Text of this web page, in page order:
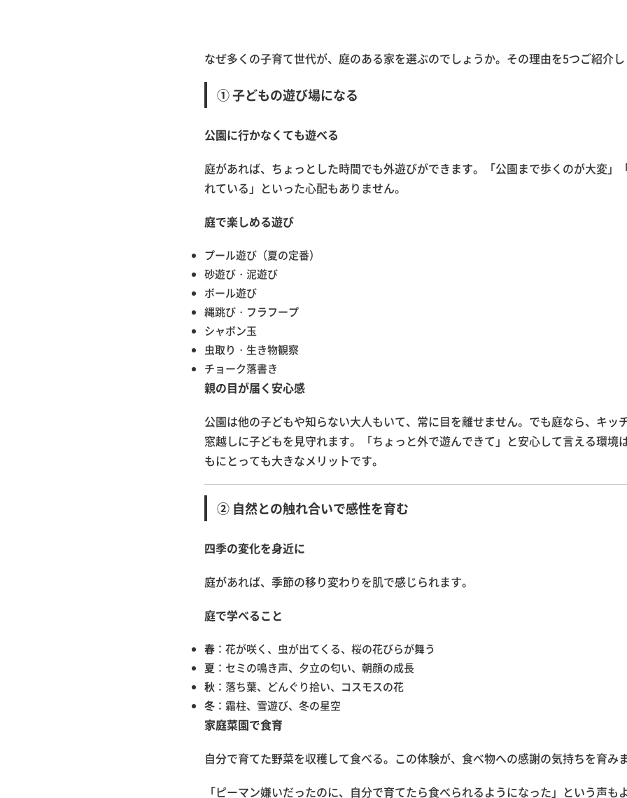
なぜ多くの子育て世代が、庭のある家を選ぶのでしょうか。その理由を5つご紹介し
① 子どもの遊び場になる
公園に行かなくても遊べる
庭があれば、ちょっとした時間でも外遊びができます。「公園まで歩くのが大変」
れている」といった心配もありません。
庭で楽しめる遊び
プール遊び（夏の定番）
砂遊び・泥遊び
ボール遊び
縄跳び・フラフープ
シャボン玉
虫取り・生き物観察
チョーク落書き
親の目が届く安心感
公園は他の子どもや知らない大人もいて、常に目を離せません。でも庭なら、キッ
窓越しに子どもを見守れます。「ちょっと外で遊んできて」と安心して言える環境
もにとっても大きなメリットです。
② 自然との触れ合いで感性を育む
四季の変化を身近に
庭があれば、季節の移り変わりを肌で感じられます。
庭で学べること
春 ：花が咲く、虫が出てくる、桜の花びらが舞う
夏 ：セミの鳴き声、夕立の匂い、朝顔の成長
秋 ：落ち葉、どんぐり拾い、コスモスの花
冬 ：霜柱、雪遊び、冬の星空
家庭菜園で食育
自分で育てた野菜を収穫して食べる。この体験が、食べ物への感謝の気持ちを育みま
「ピーマン嫌いだったのに、自分で育てたら食べられるようになった」という声も